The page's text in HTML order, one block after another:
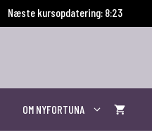
Næste kursopdatering: 8:22
OM NYFORTUNA